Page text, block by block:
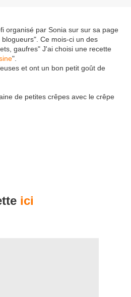
organisé par Sonia sur sur sa page
Ce mois-ci un des
gaufres" J'ai choisi une recette
".
et ont un bon petit goût de
de petites crêpes avec le crêpe
ici